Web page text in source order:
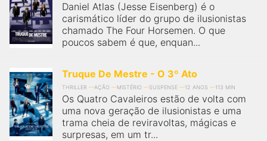
Daniel Atlas (Jesse Eisenberg) é o
carismático líder do grupo de ilusionistas
chamado The Four Horsemen. O que
poucos sabem é que, enquan...
Truque De Mestre - O 3º Ato
THRILLER AÇÃO MISTÉRIO SUSPENSE 12 ANOS 113 MIN
Os Quatro Cavaleiros estão de volta com
uma nova geração de ilusionistas e uma
trama cheia de reviravoltas, mágicas e
surpresas, em um tr...